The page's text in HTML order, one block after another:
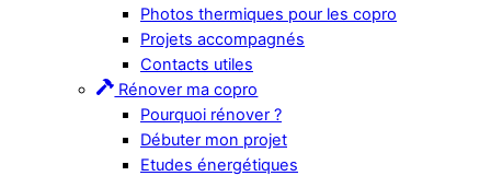
Photos thermiques pour les copro
Projets accompagnés
Contacts utiles
Rénover ma copro
Pourquoi rénover ?
Débuter mon projet
Etudes énergétiques